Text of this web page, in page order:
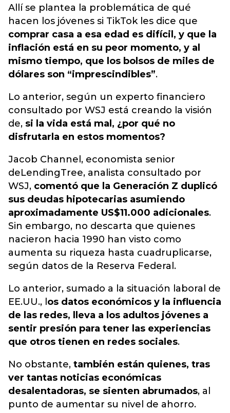
Allí se plantea la problemática de qué
hacen los jóvenes si TikTok les dice que
comprar casa a esa edad es difícil, y que la
inflación está en su peor momento, y al
mismo tiempo, que los bolsos de miles de
dólares son “imprescindibles”.
Lo anterior, según un experto financiero
consultado por WSJ está creando la visión
de, si la vida está mal, ¿por qué no
disfrutarla en estos momentos?
Jacob Channel, economista senior
deLendingTree, analista consultado por
WSJ, comentó que la Generación Z duplicó
sus deudas hipotecarias asumiendo
aproximadamente US$11.000 adicionales.
Sin embargo, no descarta que quienes
nacieron hacia 1990 han visto como
aumenta su riqueza hasta cuadruplicarse,
según datos de la Reserva Federal.
Lo anterior, sumado a la situación laboral de
EE.UU., l os datos económicos y la influencia
de las redes, lleva a los adultos jóvenes a
sentir presión para tener las experiencias
que otros tienen en redes sociales.
No obstante, también están quienes, tras
ver tantas noticias económicas
desalentadoras, se sienten abrumados, al
punto de aumentar su nivel de ahorro.